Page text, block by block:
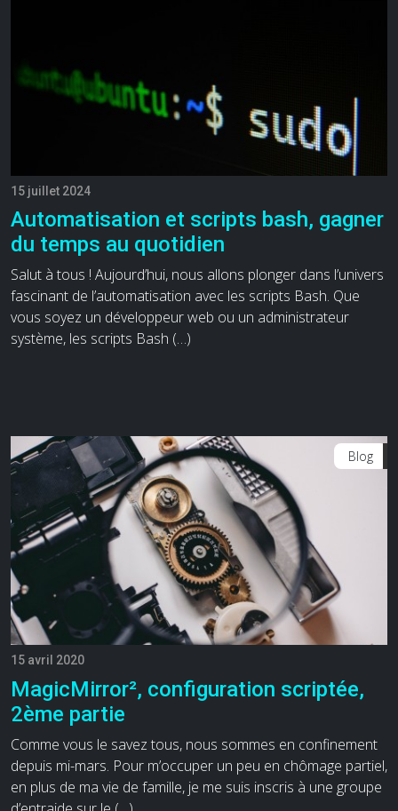
15 juillet 2024
Automatisation et scripts bash, gagner
du temps au quotidien
Salut à tous ! Aujourd’hui, nous allons plonger dans l’univers
fascinant de l’automatisation avec les scripts Bash. Que
vous soyez un développeur web ou un administrateur
système, les scripts Bash (…)
Blog
15 avril 2020
MagicMirror², configuration scriptée,
2ème partie
Comme vous le savez tous, nous sommes en confinement
depuis mi-mars. Pour m’occuper un peu en chômage partiel,
en plus de ma vie de famille, je me suis inscris à une groupe